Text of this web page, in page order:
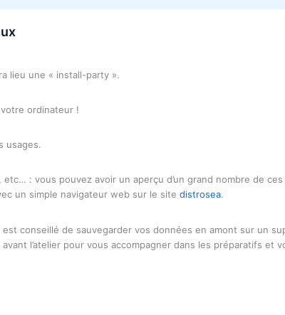
lieu une « install-party ».
ordinateur !
usages.
, etc… : vous pouvez avoir un aperçu d’un grand nombre de
un simple navigateur web sur le site distrosea.
conseillé de sauvegarder vos données en amont sur un
avant l’atelier pour vous accompagner dans les préparatifs et